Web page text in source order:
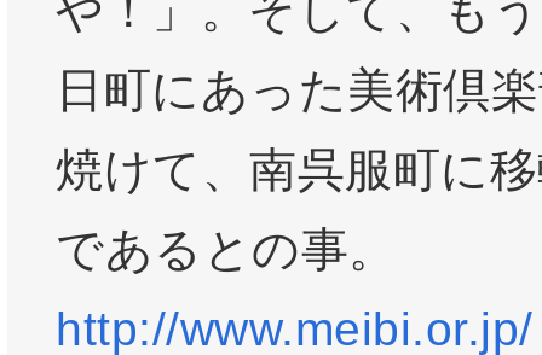
日町にあった美術倶
焼けて、南呉服町に
であるとの事。
http://www.meibi.or.jp/